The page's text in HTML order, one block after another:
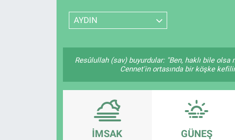
AYDIN
Resûlullah (sav) buyurdular: "Ben, haklı bile
Cennet'in ortasında bir köşke
İMSAK GÜNEŞ